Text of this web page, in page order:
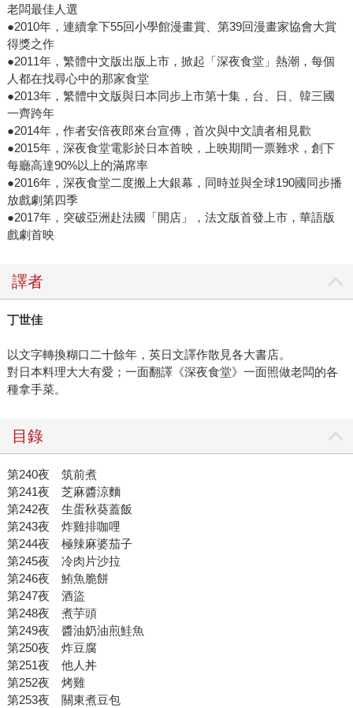
老闆最佳人選
●2010年，連續拿下55回小學館漫畫賞、第39回漫畫家協會大賞
得獎之作
●2011年，繁體中文版出版上市，掀起「深夜食堂」熱潮，每個
人都在找尋心中的那家食堂
●2013年，繁體中文版與日本同步上市第十集，台、日、韓三國
一齊跨年
●2014年，作者安倍夜郎來台宣傳，首次與中文讀者相見歡
●2015年，深夜食堂電影於日本首映，上映期間一票難求，創下
每廳高達90%以上的滿席率
●2016年，深夜食堂二度搬上大銀幕，同時並與全球190國同步播
放戲劇第四季
●2017年，突破亞洲赴法國「開店」，法文版首發上市，華語版
戲劇首映
譯者
丁世佳
以文字轉換糊口二十餘年，英日文譯作散見各大書店。
對日本料理大大有愛；一面翻譯《深夜食堂》一面照做老闆的各
種拿手菜。
目錄
第240夜 筑前煮
第241夜 芝麻醬涼麵
第242夜 生蛋秋葵蓋飯
第243夜 炸雞排咖哩
第244夜 極辣麻婆茄子
第245夜 冷肉片沙拉
第246夜 鮪魚脆餅
第247夜 酒盜
第248夜 煮芋頭
第249夜 醬油奶油煎鮭魚
第250夜 炸豆腐
第251夜 他人丼
第252夜 烤雞
第253夜 關東煮豆包